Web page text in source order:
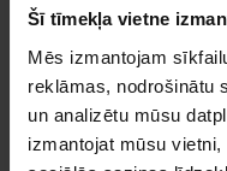
Šī tīmekļa vietne
Mēs izmantojam
reklāmas, nodrošinātu
un analizētu mūsu
izmantojat mūsu
Tiešās sējas
iepriekšējās
traucējot augsni
augsnes